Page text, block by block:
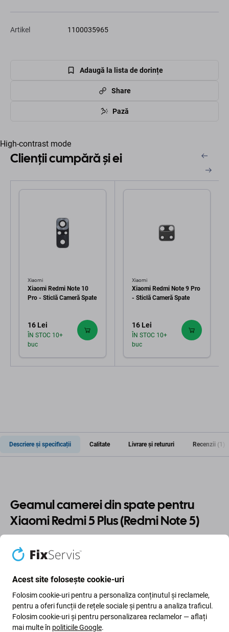
Artikel 1100035965
Adaugă la lista de dorințe
Share
Pază
High-contrast mode
Clienții cumpără și ei
Xiaomi
Xiaomi Redmi Note 10
Pro - Sticlă Cameră Spate
16 Lei
ÎN STOC 10+
buc
Xiaomi
Xiaomi Redmi Note 9 Pro
- Sticlă Cameră Spate
16 Lei
ÎN STOC 10+
buc
Descriere și specificații Calitate Livrare și retururi Recenzii (1)
Geamul camerei din spate pentru
Xiaomi Redmi 5 Plus (Redmi Note 5)
Dacă ați deteriorat geamul camerei din spate de pe
Xiaomi Redmi 5 Plus (Redmi Note 5) , aceasta este piesa
de care aveți nevoie pentru ca dispozitivul să funcționeze
din nou și fără deteriorare.
Calitatea pieselor de schimb
Acest site folosește cookie-uri
Folosim cookie-uri pentru a personaliza conținutul și reclamele,
pentru a oferi funcții de rețele sociale și pentru a analiza traficul.
Folosim cookie-uri și pentru personalizarea reclamelor — aflați
mai multe în politicile Google.